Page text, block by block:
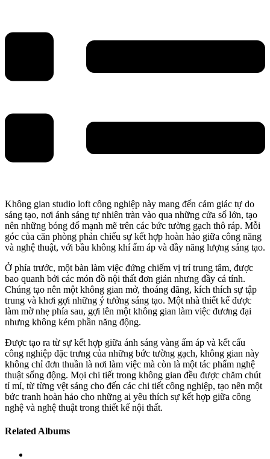
Không gian studio loft công nghiệp này mang đến cảm giác tự do
sáng tạo, nơi ánh sáng tự nhiên tràn vào qua những cửa sổ lớn, tạo
nên những bóng đổ mạnh mẽ trên các bức tường gạch thô ráp. Mỗi
góc của căn phòng phản chiếu sự kết hợp hoàn hảo giữa công năng
và nghệ thuật, với bầu không khí ấm áp và đầy năng lượng sáng tạo.
Ở phía trước, một bàn làm việc đứng chiếm vị trí trung tâm, được
bao quanh bởi các món đồ nội thất đơn giản nhưng đầy cá tính.
Chúng tạo nên một không gian mở, thoáng đãng, kích thích sự tập
trung và khơi gợi những ý tưởng sáng tạo. Một nhà thiết kế được
làm mờ nhẹ phía sau, gợi lên một không gian làm việc đương đại
nhưng không kém phần năng động.
Được tạo ra từ sự kết hợp giữa ánh sáng vàng ấm áp và kết cấu
công nghiệp đặc trưng của những bức tường gạch, không gian này
không chỉ đơn thuần là nơi làm việc mà còn là một tác phẩm nghệ
thuật sống động. Mọi chi tiết trong không gian đều được chăm chút
tỉ mỉ, từ từng vệt sáng cho đến các chi tiết công nghiệp, tạo nên một
bức tranh hoàn hảo cho những ai yêu thích sự kết hợp giữa công
nghệ và nghệ thuật trong thiết kế nội thất.
Related Albums